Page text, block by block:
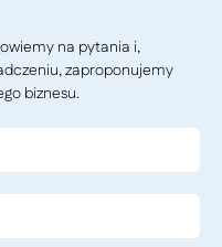
na pytania i,
zaproponujemy
biznesu.